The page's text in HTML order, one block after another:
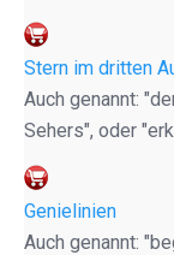
Stern im dritten
Auch genannt:
Sehers", oder
Genielinien
Auch genannt: